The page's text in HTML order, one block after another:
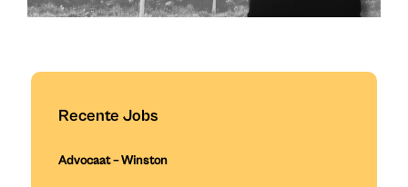
Recente Jobs
Advocaat – Winston